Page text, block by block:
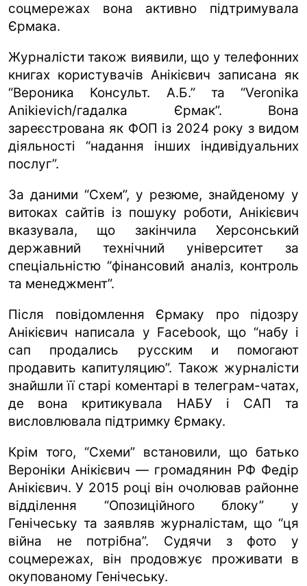
соцмережах вона активно підтримувала
Єрмака.
Журналісти також виявили, що у телефонних
книгах користувачів Анікієвич записана як
“Вероника Консульт. А.Б.” та “Veronika
Anikievich/гадалка Єрмак”. Вона
зареєстрована як ФОП із 2024 року з видом
діяльності “надання інших індивідуальних
послуг”.
За даними “Схем”, у резюме, знайденому у
витоках сайтів із пошуку роботи, Анікієвич
вказувала, що закінчила Херсонський
державний технічний університет за
спеціальністю “фінансовий аналіз, контроль
та менеджмент”.
Після повідомлення Єрмаку про підозру
Анікієвич написала у Facebook, що “набу і
сап продались русским и помогают
продавить капитуляцию”. Також журналісти
знайшли її старі коментарі в телеграм-чатах,
де вона критикувала НАБУ і САП та
висловлювала підтримку Єрмаку.
Крім того, “Схеми” встановили, що батько
Вероніки Анікієвич — громадянин РФ Федір
Анікієвич. У 2015 році він очолював районне
відділення “Опозиційного блоку” у
Генічеську та заявляв журналістам, що “ця
війна не потрібна”. Судячи з фото у
соцмережах, він продовжує проживати в
окупованому Генічеську.